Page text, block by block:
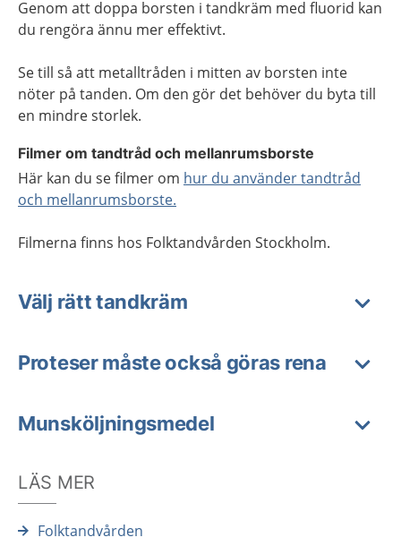
Genom att doppa borsten i tandkräm med fluorid kan
du rengöra ännu mer effektivt.
Se till så att metalltråden i mitten av borsten inte
nöter på tanden. Om den gör det behöver du byta till
en mindre storlek.
Filmer om tandtråd och mellanrumsborste
Här kan du se filmer om hur du använder tandtråd
och mellanrumsborste.
Filmerna finns hos Folktandvården Stockholm.
Välj rätt tandkräm
Proteser måste också göras rena
Munsköljningsmedel
LÄS MER
Folktandvården